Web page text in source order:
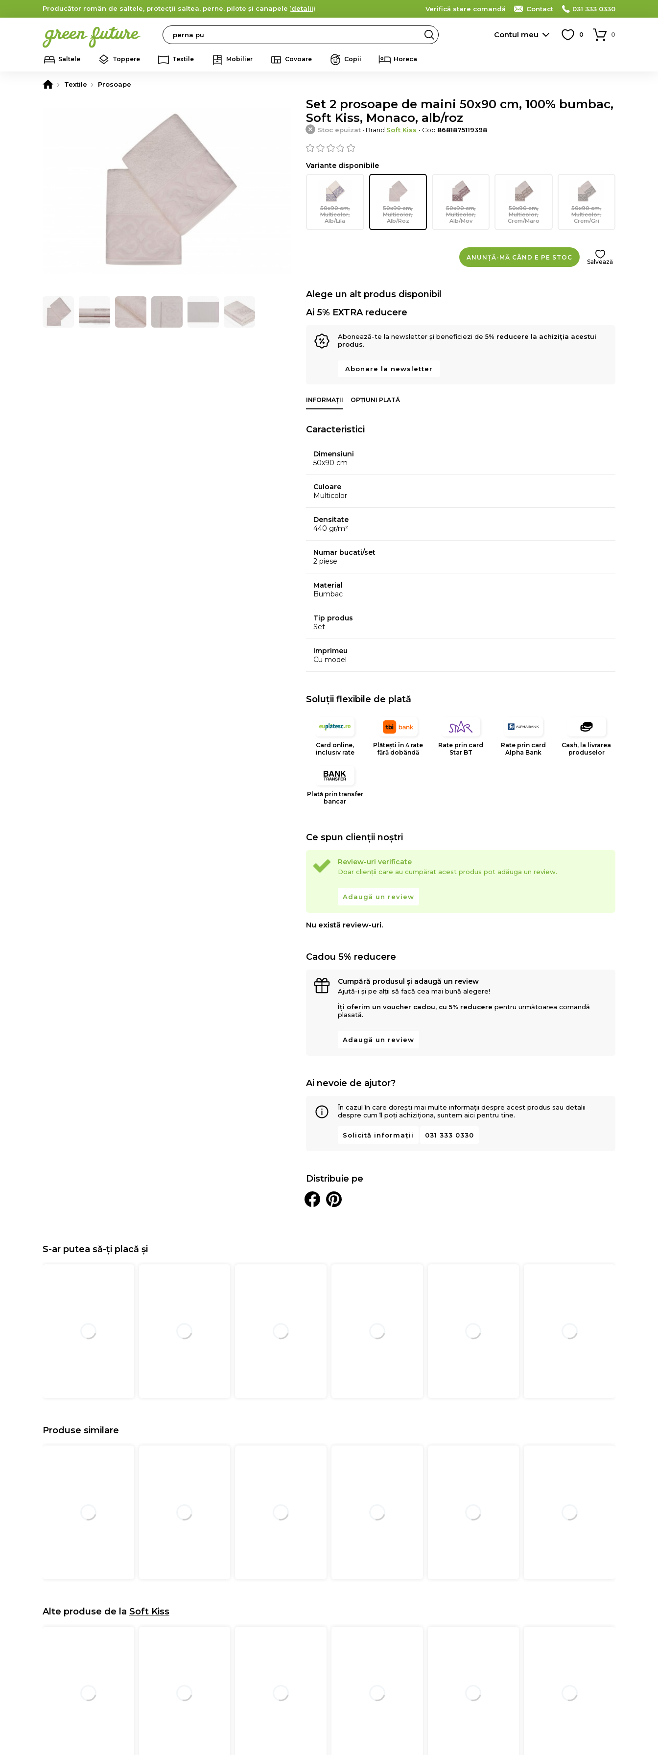
Producător român de saltele, protecții saltea, perne, pilote și canapele (detalii) Verifică stare comandă Contact 031 333 0330
Search Contul meu 0 0
Saltele Toppere Textile Mobilier Covoare Copii Horeca
Textile Prosoape
Set 2 prosoape de maini 50x90 cm, 100% bumbac,
Soft Kiss, Monaco, alb/roz
Stoc epuizat • Brand Soft Kiss • Cod 8681875119398
Variante disponibile
50x90 cm,
Multicolor,
Alb/Lila
50x90 cm,
Multicolor,
Alb/Roz
50x90 cm,
Multicolor,
Alb/Mov
50x90 cm,
Multicolor,
Crem/Maro
50x90 cm,
Multicolor,
Crem/Gri
ANUNȚĂ-MĂ CÂND E PE STOC
Salvează
Alege un alt produs disponibil
Ai 5% EXTRA reducere
Abonează-te la newsletter și beneficiezi de5% reducere la achiziția acestui
produs.
Abonare la newsletter
INFORMAȚII OPȚIUNI PLATĂ
Caracteristici
Dimensiuni
50x90 cm
Culoare
Multicolor
Densitate
440 gr/m²
Numar bucati/set
2 piese
Material
Bumbac
Tip produs
Set
Imprimeu
Cu model
Soluții flexibile de plată
Card online,
inclusiv rate
Plătești în 4 rate
fără dobândă
Rate prin card
Star BT
Rate prin card
Alpha Bank
Cash, la livrarea
produselor
Plată prin transfer
bancar
Ce spun clienții noștri
Review-uri verificate
Doar clienții care au cumpărat acest produs pot adăuga un review.
Adaugă un review
Nu există review-uri.
Cadou 5% reducere
Cumpără produsul și adaugă un review
Ajută-i și pe alții să facă cea mai bună alegere!
Îți oferim un voucher cadou, cu 5% reducere pentru următoarea comandă
plasată.
Adaugă un review
Ai nevoie de ajutor?
În cazul în care dorești mai multe informații despre acest produs sau detalii
despre cum îl poți achiziționa, suntem aici pentru tine.
Solicită informații 031 333 0330
Distribuie pe
S-ar putea să-ți placă și
Produse similare
Alte produse de la Soft Kiss